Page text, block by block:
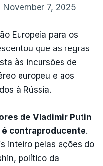
November 7, 2025
Europeia para os
que as regras
às incursões de
europeu e aos
à Rússia.
de Vladimir Putin
é contraproducente.
inteiro pelas ações do
político da